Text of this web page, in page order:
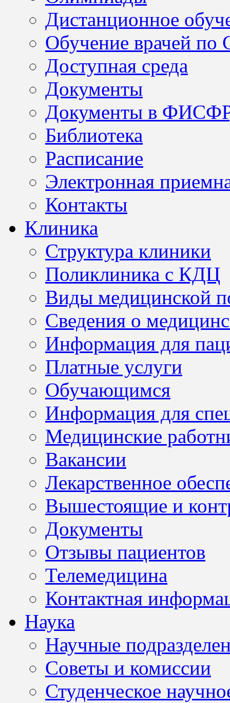
Дистанционное
Обучение врачей по
Доступная среда
Документы
Документы в
Библиотека
Расписание
Электронная
Контакты
Клиника
Структура клиники
Поликлиника с КДЦ
Виды медицинской
Сведения о
Информация для
Платные услуги
Обучающимся
Информация для
Медицинские
Вакансии
Лекарственное
Вышестоящие и
Документы
Отзывы пациентов
Телемедицина
Контактная
Наука
Научные
Советы и комиссии
Студенческое